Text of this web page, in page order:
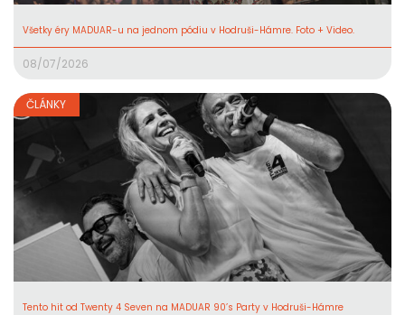
Všetky éry MADUAR-u na jednom pódiu v Hodruši-Hámre. Foto + Video.
08/07/2026
ČLÁNKY
Tento hit od Twenty 4 Seven na MADUAR 90’s Party v Hodruši-Hámre